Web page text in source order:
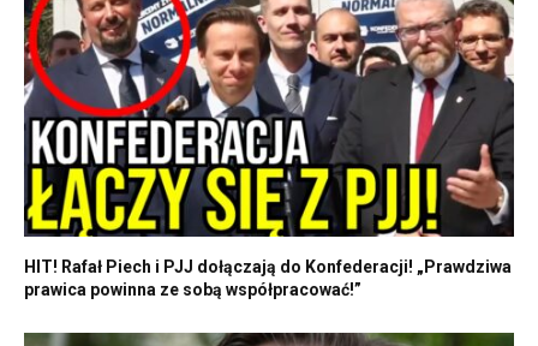
HIT! Rafał Piech i PJJ dołączają do Konfederacji! „Prawdziwa
prawica powinna ze sobą współpracować!”